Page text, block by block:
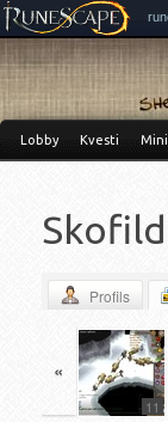
Lobby Kvesti
Profils
«
11